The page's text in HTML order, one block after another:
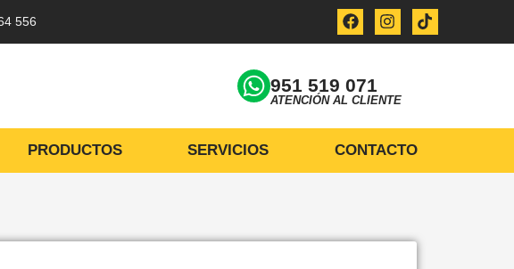
556
951 519 071
ATENCIÓN AL CLIENTE
PRODUCTOS SERVICIOS CONTACTO